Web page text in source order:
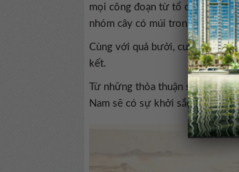
mọi công đoạn từ tổ chức sản
nhóm cây có múi trong thời gian
Cùng với quả bưởi, cuối năm
kết.
Từ những thỏa thuận song
Nam sẽ có sự khởi sắc và đóng